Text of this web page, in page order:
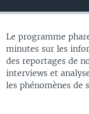
Le programme
minutes sur les
des reportages de
interviews et
les phénomènes de